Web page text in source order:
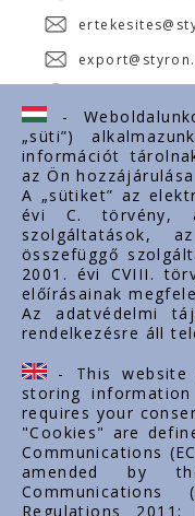
Fontos linkek
Rólunk
Dokumentumok
Kapcsolat
Karrier
Cég adatok
Tárhely adatok
Támogatások
-
„süti”)
információt
az Ön
A „sütiket” az
évi C. törvény,
szolgáltatások,
összefüggő
2001. évi CVIII.
előírásainak
Az adatvédelmi
rendelkezésre áll
- This website
storing
requires your
"Cookies" are
Communications
amended by
Communications
Regulations